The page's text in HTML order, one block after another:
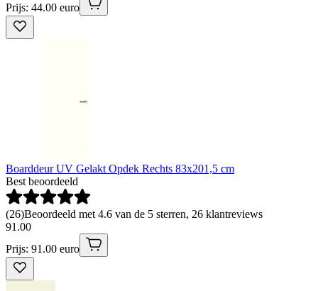
Prijs: 44.00 euro
Boarddeur UV Gelakt Opdek Rechts 83x201,5 cm
Best beoordeeld
(26)Beoordeeld met 4.6 van de 5 sterren, 26 klantreviews
91 .00
Prijs: 91.00 euro